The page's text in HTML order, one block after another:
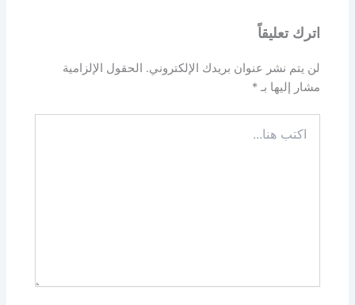
اترك تعليقاً
لن يتم نشر عنوان بريدك الإلكتروني.
الحقول الإلزامية
مشار إليها بـ*
هنا...